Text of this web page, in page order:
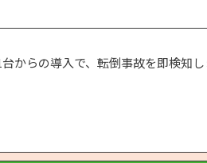
からの導入で、転倒事故を即検知